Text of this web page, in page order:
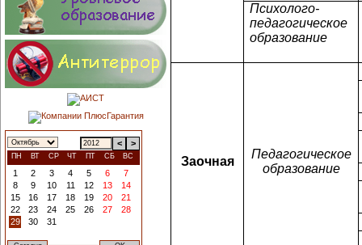
< >
ПН ВТ СР ЧТ ПТ СБ ВС
1 2 3 4 5 6
7
8
9 10 11 12 13
14
15
16 17 18 19 20
21
22
23 24 25 26 27
28
29
30 31
Психолого-
педагогическое
образование
Заочная
Педагогическое
образование